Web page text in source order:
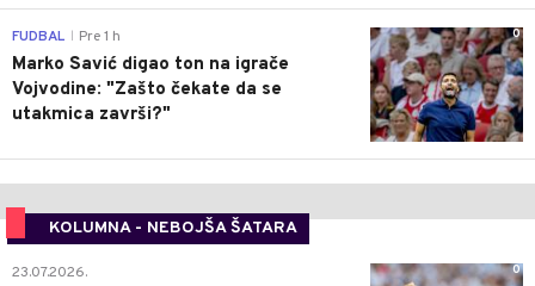
0
FUDBAL Pre 1 h
Marko Savić digao ton na igrače
Vojvodine: "Zašto čekate da se
utakmica završi?"
KOLUMNA - NEBOJŠA ŠATARA
0
23.07.2026.